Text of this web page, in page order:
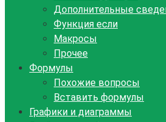
Дополнительные
Функция если
Макросы
Прочее
Формулы
Похожие вопросы
Вставить формулы
Графики и диаграммы